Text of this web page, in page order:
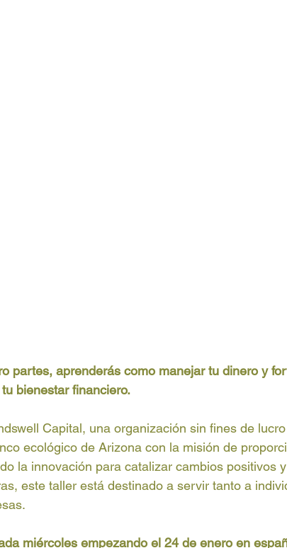
partes, aprenderás como manejar tu dinero y
bienestar financiero.
Capital, una organización sin fines de
ecológico de Arizona con la misión de
la innovación para catalizar cambios positivos
este taller está destinado a servir tanto a
miércoles empezando el 24 de enero en